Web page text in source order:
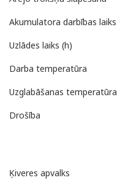
Akumulatora darbības laiks
Uzlādes laiks (h)
Darba temperatūra
Uzglabāšanas temperatūra
Drošība
Ķiveres apvalks